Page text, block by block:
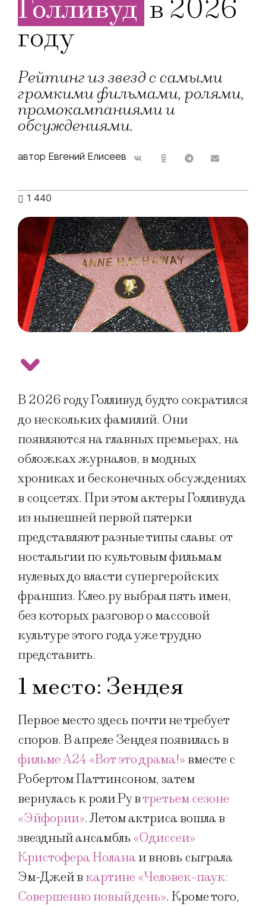
Голливуд в 2026
году
Рейтинг из звезд с самыми
громкими фильмами, ролями,
промокампаниями и
обсуждениями.
автор Евгений Елисеев
1 440
В 2026 году Голливуд будто сократился
до нескольких фамилий. Они
появляются на главных премьерах, на
обложках журналов, в модных
хрониках и бесконечных обсуждениях
в соцсетях. При этом актеры Голливуда
из нынешней первой пятерки
представляют разные типы славы: от
ностальгии по культовым фильмам
нулевых до власти супергеройских
франшиз. Клео.ру выбрал пять имен,
без которых разговор о массовой
культуре этого года уже трудно
представить.
1 место: Зендея
Первое место здесь почти не требует
споров. В апреле Зендея появилась в
фильме A24 «Вот это драма!» вместе с
Робертом Паттинсоном, затем
вернулась к роли Ру втретьем сезоне
«Эйфории». Летом актриса вошла в
звездный ансамбль «Одиссеи»
Кристофера Нолана и вновь сыграла
Эм-Джей в картине «Человек-паук:
Совершенно новый день». Кроме того,